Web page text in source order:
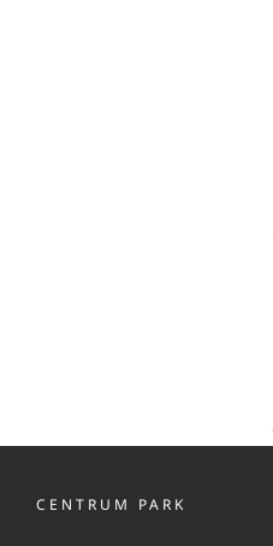
CENTRUM PARK